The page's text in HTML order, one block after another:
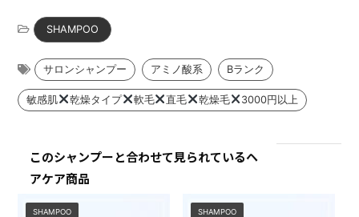
このシャンプーと合わせて見られているヘ
アケア商品
SHAMPOO SHAMPOO